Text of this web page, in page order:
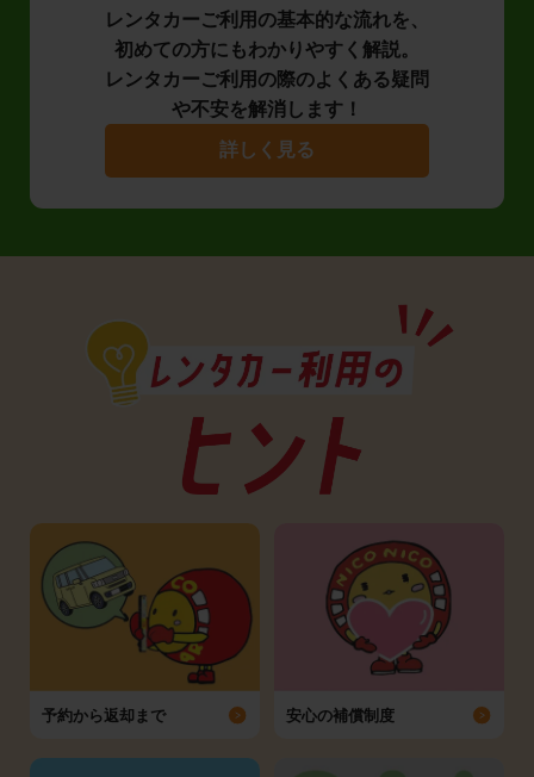
レンタカーご利用の基本的な流れを、
初めての方にもわかりやすく解説。
レンタカーご利用の際のよくある疑問
や不安を解消します！
詳しく見る
予約から返却まで 安心の補償制度